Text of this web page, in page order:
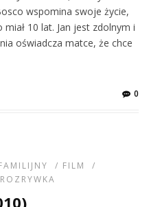
wspomina swoje życie,
10 lat. Jan jest zdolnym i
oświadcza matce, że chce
0
/ FILM
/
ROZRYWKA